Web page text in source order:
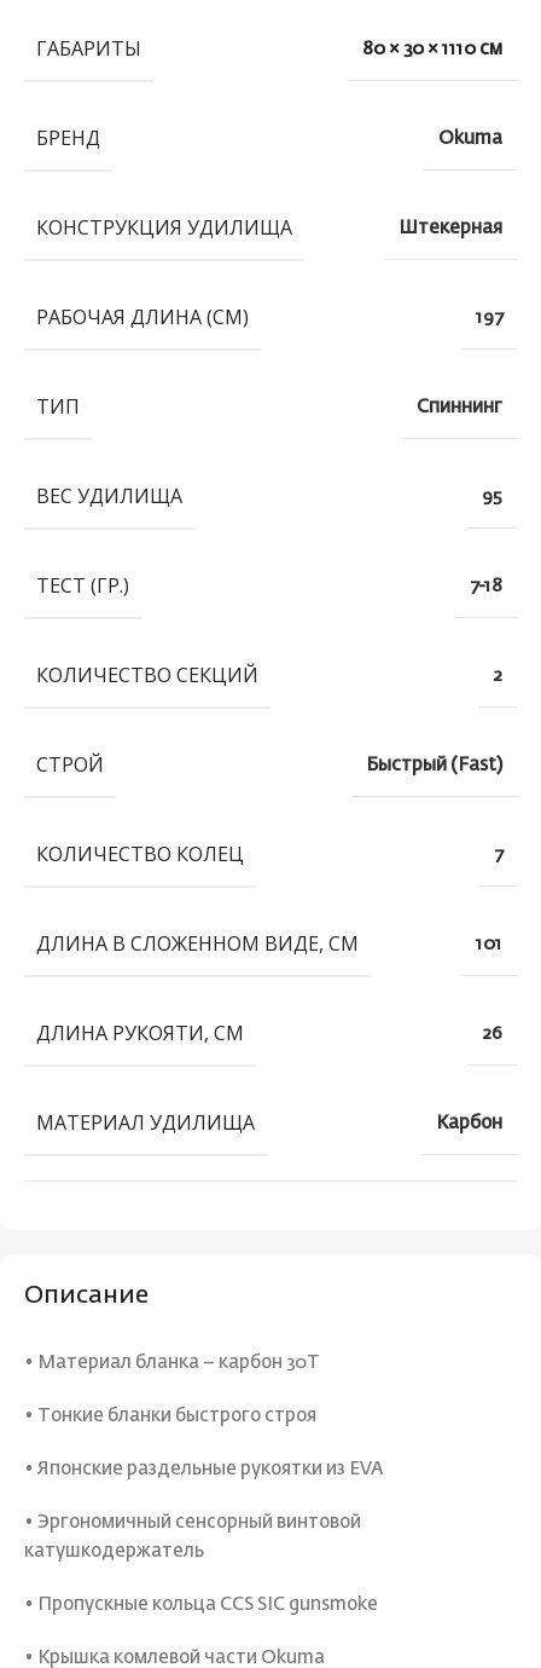
Описание
• Материал бланка – карбон 30T
• Тонкие бланки быстрого строя
• Японские раздельные рукоятки из EVA
• Эргономичный сенсорный винтовой
катушкодержатель
• Пропускные кольца CCS SIC gunsmoke
• Крышка комлевой части Okuma
ГАБАРИТЫ 80 × 30 × 1110 см
БРЕНД Okuma
КОНСТРУКЦИЯ УДИЛИЩА Штекерная
РАБОЧАЯ ДЛИНА (СМ) 197
ТИП Спиннинг
ВЕС УДИЛИЩА 95
ТЕСТ (ГР.) 7-18
КОЛИЧЕСТВО СЕКЦИЙ 2
СТРОЙ Быстрый (Fast)
КОЛИЧЕСТВО КОЛЕЦ 7
ДЛИНА В СЛОЖЕННОМ ВИДЕ, СМ 101
ДЛИНА РУКОЯТИ, СМ 26
МАТЕРИАЛ УДИЛИЩА Карбон